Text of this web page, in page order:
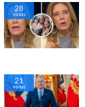
28
visitas
21
visitas